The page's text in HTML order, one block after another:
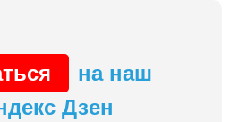
на наш
Дзен